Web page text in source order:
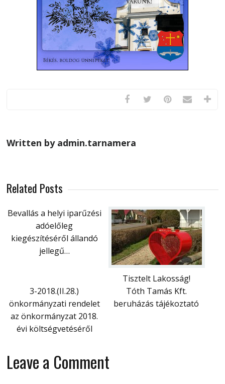
Written by admin.tarnamera
Related Posts
Bevallás a helyi iparűzési
adóelőleg
kiegészítéséről állandó
jellegű…
Tisztelt Lakosság!
3-2018.(II.28.)
önkormányzati rendelet
az önkormányzat 2018.
évi költségvetéséről
Tóth Tamás Kft.
beruházás tájékoztató
Leave a Comment